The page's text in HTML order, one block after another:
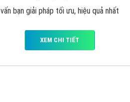
vấn bạn giải pháp tối ưu, hiệu quả nhất
XEM CHI TIẾT